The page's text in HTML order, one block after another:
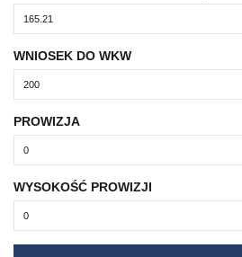
WNIOSEK DO WKW
PROWIZJA
WYSOKOŚĆ PROWIZJI